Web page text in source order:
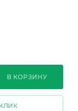
В КОРЗИНУ